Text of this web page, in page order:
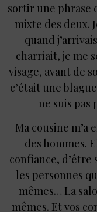
sortir une phrase
mixte des deux.
quand
charriait, je me
visage, avant de
c’était une
ne suis pas
Ma cousine m’a
des hommes.
confiance,
les personnes
mêmes… La
mêmes. Et vos